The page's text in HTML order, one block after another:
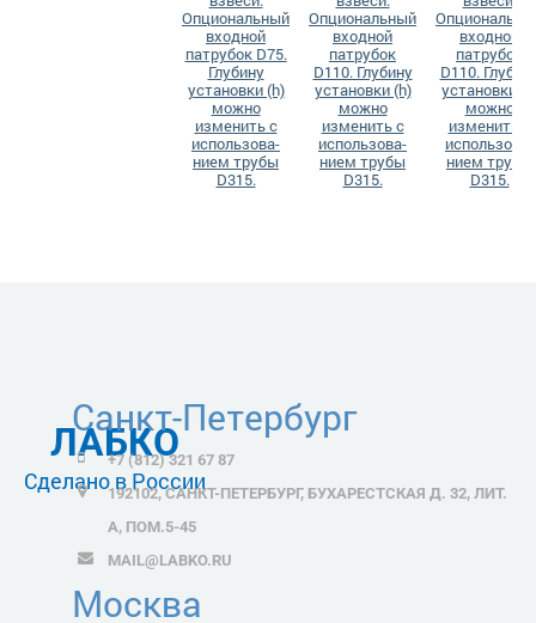
Опциональный
входной
патрубок D75.
Глубину
установки (h)
можно
изменить с
использова-
нием трубы
D315.
Опциональный
входной
патрубок
D110. Глубину
установки (h)
можно
изменить с
использова-
нием трубы
D315.
входной
патрубок
D110.
установки
можно
изменить с
использова-
нием трубы
D315.
ЛАБКО
Сделано в России
Санкт-Петербург
+7 (812) 321 67 87
192102, САНКТ-ПЕТЕРБУРГ, БУХАРЕСТСКАЯ Д. 32, ЛИТ.
А, ПОМ.5-45
MAIL@LABKO.RU
Москва